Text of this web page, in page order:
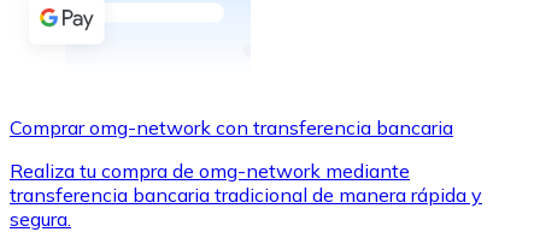
Comprar con Transferencia
Utiliza tarjetas Visa y Mastercard para comprar
Comprar con tarjeta
Tienda - Tarjetas regalo
Comprar omg-network con transferencia bancaria
Realiza tu compra de omg-network mediante
transferencia bancaria tradicional de manera rápida y
segura.